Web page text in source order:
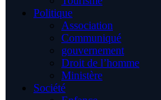
Politique
Association
Communiqué
gouvernement
Droit de l’homme
Ministère
Société